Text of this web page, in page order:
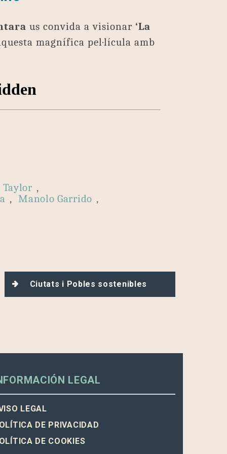
us convida a visionar ‘La
magnífica pel·lícula amb
,
, Manolo Garrido ,
Ciutats i Pobles sostenibles
LEGAL
LEGAL
DE PRIVACIDAD
DE COOKIES